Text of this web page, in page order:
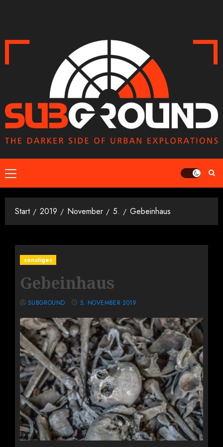
Primäres
Menü
Start 2019 November 5. Gebeinhaus
sonstiges
Gebeinhaus
SUBGROUND 5. NOVEMBER 2019